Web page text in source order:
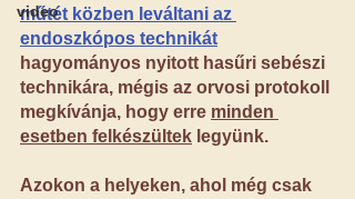
video
műtét közben leváltani az
endoszkópos technikát
hagyományos nyitott hasűri sebészi
technikára, mégis az orvosi protokoll
megkívánja, hogy erre minden
esetben felkészültek legyünk.
Azokon a helyeken, ahol még csak